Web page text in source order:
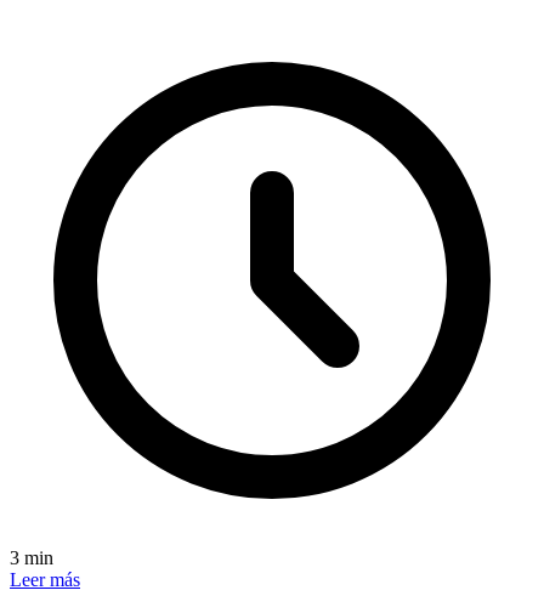
3 min
Leer más